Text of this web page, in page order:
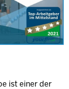
ist einer der